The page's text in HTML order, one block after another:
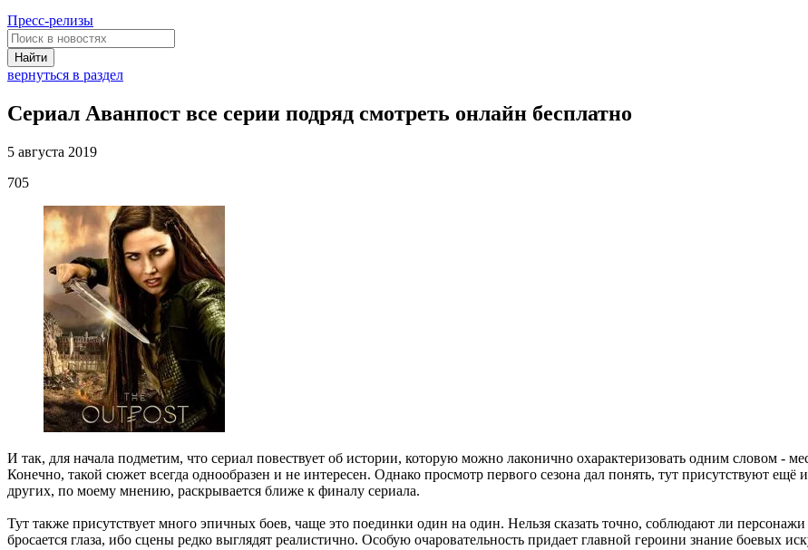
Пресс-релизы
Найти
вернуться в раздел
Сериал Аванпост все серии подряд смотреть онлайн бесплатно
5 августа 2019
705
И так, для начала подметим, что сериал повествует об истории, которую можно лаконично охарактеризовать одним словом -
Конечно, такой сюжет всегда однообразен и не интересен. Однако просмотр первого сезона дал понять, тут присутствуют
других, по моему мнению, раскрывается ближе к финалу сериала.
Тут также присутствует много эпичных боев, чаще это поединки один на один. Нельзя сказать точно, соблюдают ли персонажи
бросается глаза, ибо сцены редко выглядят реалистично. Особую очаровательность придает главной героини знание боевых